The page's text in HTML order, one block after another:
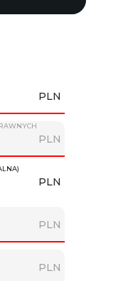
PLN
PLN
PLN
PLN
PLN